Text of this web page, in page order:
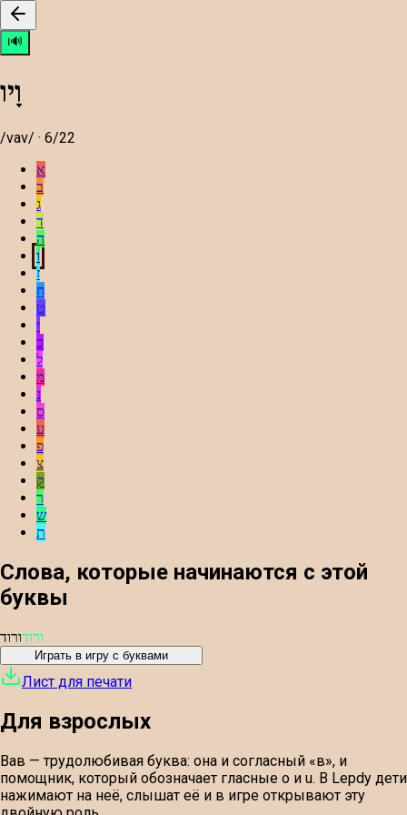
ו🔊
וָיו
/vav/ · 6/22
א
ב
ג
ד
ה
ו
ז
ח
ט
י
כ
ל
מ
נ
ס
ע
פ
צ
ק
ר
ש
ת
Слова, которые начинаются с этой
буквы
ורודורוד
Играть в игру с буквами
Лист для печати
Для взрослых
Вав — трудолюбивая буква: она и согласный «в», и
помощник, который обозначает гласные o и u. В Lepdy дети
нажимают на неё, слышат её и в игре открывают эту